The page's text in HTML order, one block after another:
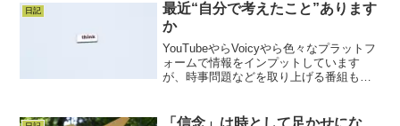
のGROWING REEDという番組のゲス
ト...
日記
最近“自分で考えたこと”あります
か
YouTubeやらVoicyやら色々なプラットフ
ォームで情報をインプットしています
が、時事問題などを取り上げる番組も見
（ボケの方）が、みんなが思うようなち